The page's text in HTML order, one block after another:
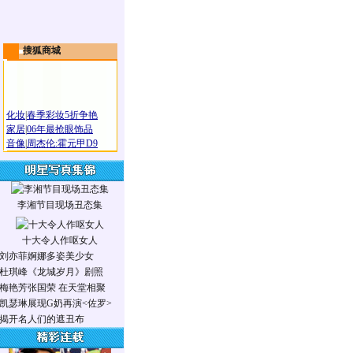
搜狐商城
化妆春季彩妆5折争艳
家居06年最抢眼饰品
音像 周杰伦:霍元甲D9
李湘节目现场丑态集
十大令人作呕女人
刘亦菲婀娜多姿美少女
杜琪峰《龙城岁月》剧照
梅艳芳张国荣 在天堂相聚
凯瑟琳展现G奶再演<佐罗>
揭开名人们的遮丑布